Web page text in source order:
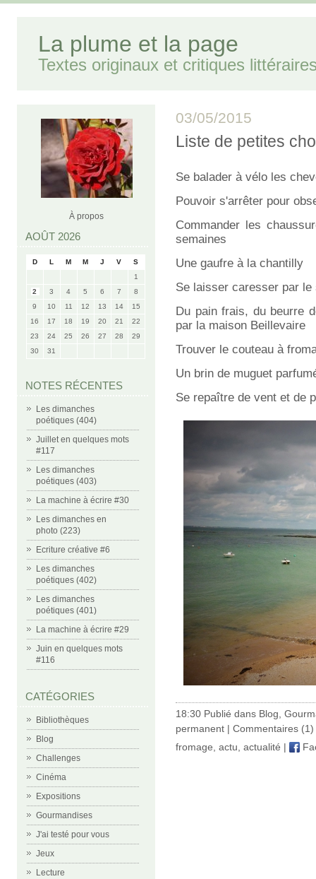
La plume et la page
Textes originaux et critiques
À propos
AOÛT 2026
D L M M J V
S
1
2
3 4 5 6 7
8
9
10 11 12 13 14
15
16
17 18 19 20 21
22
23
24 25 26 27 28
29
30
31
NOTES RÉCENTES
Les dimanches
poétiques (404)
Juillet en quelques mots
#117
Les dimanches
poétiques (403)
La machine à écrire #30
Les dimanches en
photo (223)
Ecriture créative #6
Les dimanches
poétiques (402)
Les dimanches
poétiques (401)
La machine à écrire #29
Juin en quelques mots
#116
CATÉGORIES
Bibliothèques
Blog
Challenges
Cinéma
Expositions
Gourmandises
J'ai testé pour vous
Jeux
Lecture
03/05/2015
Liste de petites
Se balader à vélo les
Pouvoir s'arrêter pour
Commander les
semaines
Une gaufre à la chantilly
Se laisser caresser par le
Du pain frais, du beurre
par la maison Beillevaire
Trouver le couteau à
Un brin de muguet
Se repaître de vent et de
18:30 Publié dans Blog
permanent | Commentaires (1)
fromage actu actualité |